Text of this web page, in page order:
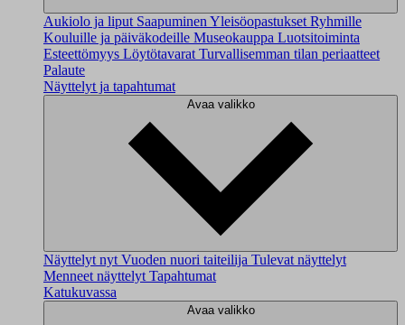
Aukiolo ja liput Saapuminen Yleisöopastukset Ryhmille
Kouluille ja päiväkodeille Museokauppa Luotsitoiminta
Esteettömyys Löytötavarat Turvallisemman tilan periaatteet
Palaute
Näyttelyt ja tapahtumat
Avaa valikko
Näyttelyt nyt Vuoden nuori taiteilija Tulevat näyttelyt
Menneet näyttelyt Tapahtumat
Katukuvassa
Avaa valikko